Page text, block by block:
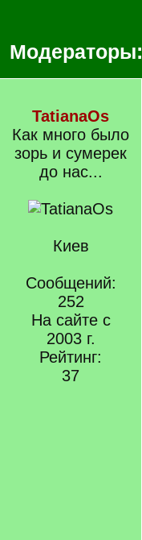
Модераторы:
TatianaOs
Как много было
зорь и сумерек
до нас...
Киев
Сообщений:
252
На сайте с
2003 г.
Рейтинг:
37